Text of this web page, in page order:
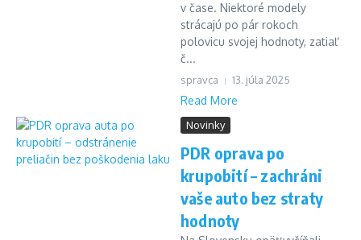
v čase. Niektoré modely
strácajú po pár rokoch
polovicu svojej hodnoty, zatiaľ
č...
spravca 13. júla 2025
Read More
Novinky
PDR oprava po
krupobití – zachráni
vaše auto bez straty
hodnoty